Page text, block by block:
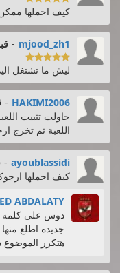
كيف احملها ممكن
mjood_zh1
- قبل 2

ليش ما تشتغل
HAKIMI2006
-
حاولت تثبيت
اللعبة ثم تخرج
ayoublassidi
-
كيف احملها
ABDALATY
دوس على كلمه
جديده اطلع
هتكرر الموضوع